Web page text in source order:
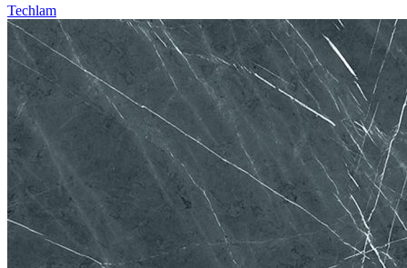
Techlam